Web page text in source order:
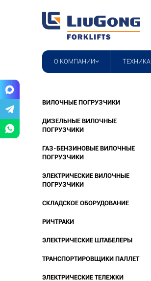
О КОМПАНИИ ТЕХНИКА
ВИЛОЧНЫЕ ПОГРУЗЧИКИ
ДИЗЕЛЬНЫЕ ВИЛОЧНЫЕ
ПОГРУЗЧИКИ
ГАЗ-БЕНЗИНОВЫЕ ВИЛОЧНЫЕ
ПОГРУЗЧИКИ
ЭЛЕКТРИЧЕСКИЕ ВИЛОЧНЫЕ
ПОГРУЗЧИКИ
СКЛАДСКОЕ ОБОРУДОВАНИЕ
РИЧТРАКИ
ЭЛЕКТРИЧЕСКИЕ ШТАБЕЛЕРЫ
ТРАНСПОРТИРОВЩИКИ ПАЛЛЕТ
ЭЛЕКТРИЧЕСКИЕ ТЕЛЕЖКИ